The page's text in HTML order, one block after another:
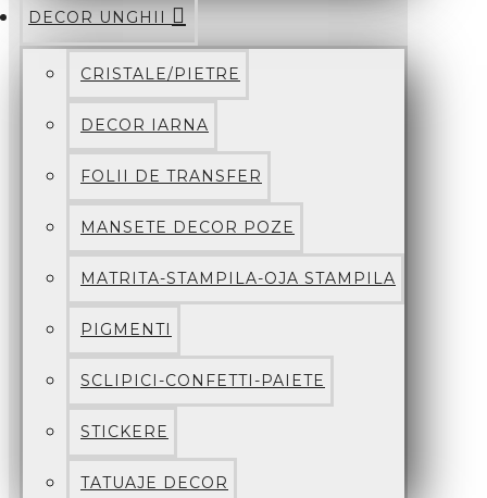
DECOR UNGHII
CRISTALE/PIETRE
DECOR IARNA
FOLII DE TRANSFER
MANSETE DECOR POZE
MATRITA-STAMPILA-OJA STAMPILA
PIGMENTI
SCLIPICI-CONFETTI-PAIETE
STICKERE
TATUAJE DECOR